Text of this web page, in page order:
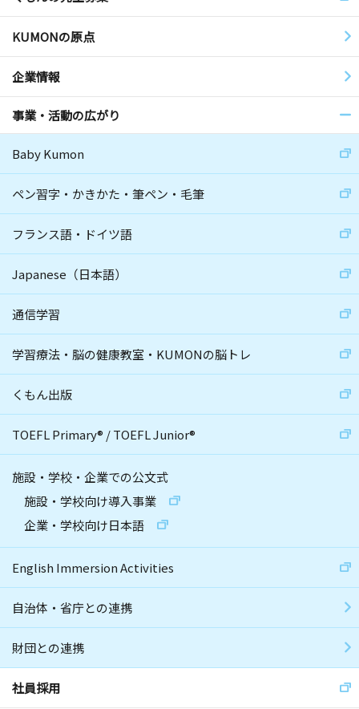
KUMONの原点
企業情報
事業・活動の広がり
Baby Kumon
ペン習字・かきかた・筆ペン・毛筆
フランス語・ドイツ語
Japanese（日本語）
通信学習
学習療法・脳の健康教室・KUMONの脳トレ
くもん出版
TOEFL Primary® /TOEFL Junior®
施設・学校・企業での公文式
施設・学校向け導入事業
企業・学校向け日本語
English Immersion Activities
自治体・省庁との連携
財団との連携
社員採用